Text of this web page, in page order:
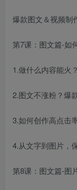
爆款图文＆视频制
第7课：图文篇-如
1.做什么内容能火
2.图文不涨粉？爆
3.如何创作高点击
4.从文字到图片，
第8课：图文篇-图